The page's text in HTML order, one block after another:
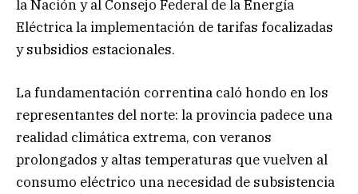
la Nación y al Consejo Federal de la Energía
Eléctrica la implementación de tarifas focalizadas
y subsidios estacionales.
La fundamentación correntina caló hondo en los
representantes del norte: la provincia padece una
realidad climática extrema, con veranos
prolongados y altas temperaturas que vuelven al
consumo eléctrico una necesidad de subsistencia